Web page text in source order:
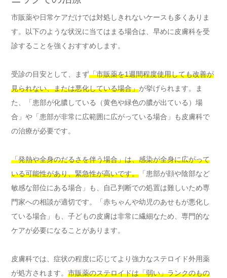
市販薬や日常ケアだけでは対処しきれないケースも多くありま
す。以下のような状況に当てはまる場合は、早めに皮膚科を受
診することを強くおすすめします。
受診の目安として、まず「市販薬を1週間程度使用しても改善が
見られない、または悪化している場合」が挙げられます。ま
た、「患部が化膿している（黄色や緑色の膿が出ている）場
合」や「患部が非常に広範囲に広がっている場合」も皮膚科で
の治療が必要です。
「発熱や全身のだるさを伴う場合」は、感染が全身に広がって
いる可能性があり、緊急性が高いです。 「患部が顔や陰部など
敏感な部位にある場合」も、自己判断での処置は難しいため専
門家への相談が適切です。「赤ちゃんや幼児のあせもが悪化し
ている場合」も、子どもの皮膚は非常に繊細なため、専門的な
ケアが必要になることがあります。
皮膚科では、症状の程度に応じてより強力なステロイド外用薬
が処方されます。 市販薬のステロイドは「弱い」ランクのもの